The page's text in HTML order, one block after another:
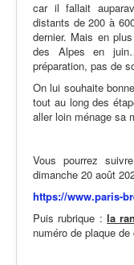
car il fallait
distants de 200 à
dernier. Mais en
des Alpes en
préparation, pas de
On lui souhaite
tout au long des
aller loin ménage sa
Vous pourrez
dimanche 20 août
https://www.paris-
Puis rubrique :la
numéro de plaque